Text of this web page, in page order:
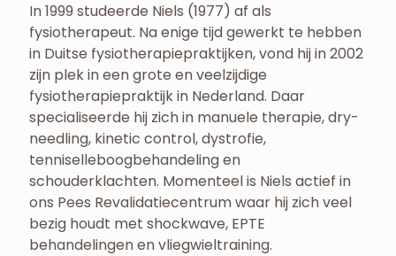
In 1999 studeerde Niels (1977) af als
fysiotherapeut. Na enige tijd gewerkt te hebben
in Duitse fysiotherapiepraktijken, vond hij in 2002
zijn plek in een grote en veelzijdige
fysiotherapiepraktijk in Nederland. Daar
specialiseerde hij zich in manuele therapie, dry-
needling, kinetic control, dystrofie,
tenniselleboogbehandeling en
schouderklachten. Momenteel is Niels actief in
ons Pees Revalidatiecentrum waar hij zich veel
bezig houdt met shockwave, EPTE
behandelingen en vliegwieltraining.